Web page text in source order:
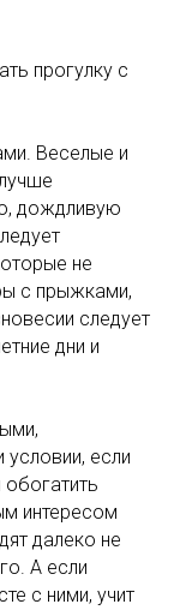
прогулку с
Веселые и
дождливую
не
с прыжками,
следует
дни и
условии, если
обогатить
интересом
далеко не
А если
с ними, учит